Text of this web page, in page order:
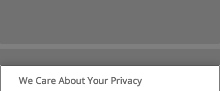
We Care About Your Privacy